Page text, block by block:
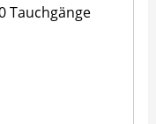
Tauchgänge